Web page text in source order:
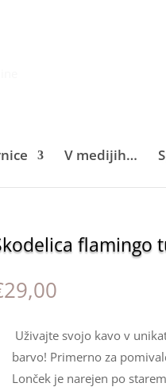
V medijih…
flamingo
29,00
Uživajte svojo kavo v
barvo! Primerno za
Lonček je narejen po